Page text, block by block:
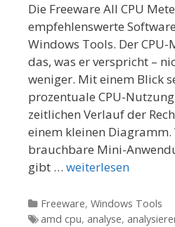
Die Freeware All CPU
empfehlenswerte
Windows Tools. Der
das, was er verspricht –
weniger. Mit einem Blick
prozentuale CPU-
zeitlichen Verlauf der
einem kleinen
brauchbare Mini-
gibt … weiterlesen
Kategorien
Freeware, Windows Tools
Tags
amd cpu, analyse,